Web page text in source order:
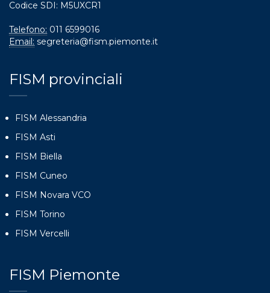
Codice SDI: M5UXCR1
Telefono: 011 6599016
Email: segreteria@fism.piemonte.it
FISM provinciali
FISM Alessandria
FISM Asti
FISM Biella
FISM Cuneo
FISM Novara VCO
FISM Torino
FISM Vercelli
FISM Piemonte